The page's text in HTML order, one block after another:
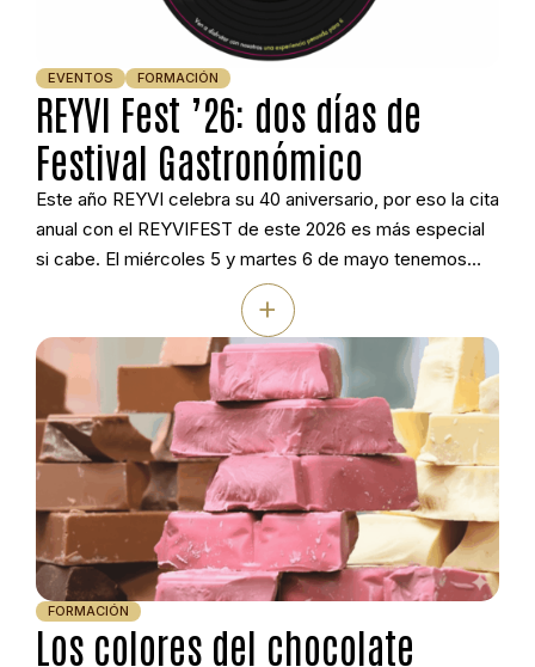
REYVI Fest ’26: dos días de
Festival Gastronómico
EVENTOS FORMACIÓN
Este año REYVI celebra su 40 aniversario, por eso la cita
anual con el REYVIFEST de este 2026 es más especial
si cabe. El miércoles 5 y martes 6 de mayo tenemos
preparado un encuentro pensado a conciencia para
sorprenderte. Son dos jornadas en nuestras
instalaciones de Vilanoviña (Meis, Pontevedra) con
ponencias centradas en organización, […]
+
Los colores del chocolate
FORMACIÓN